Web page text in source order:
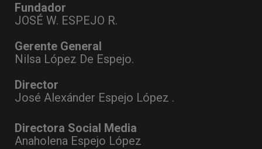
Fundador
JOSÉ W. ESPEJO R.
Gerente General
Nilsa López De Espejo.
Director
José Alexánder Espejo López .
Directora Social Media
Anaholena Espejo López